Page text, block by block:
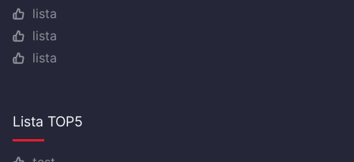
lista
lista
lista
Lista TOP5